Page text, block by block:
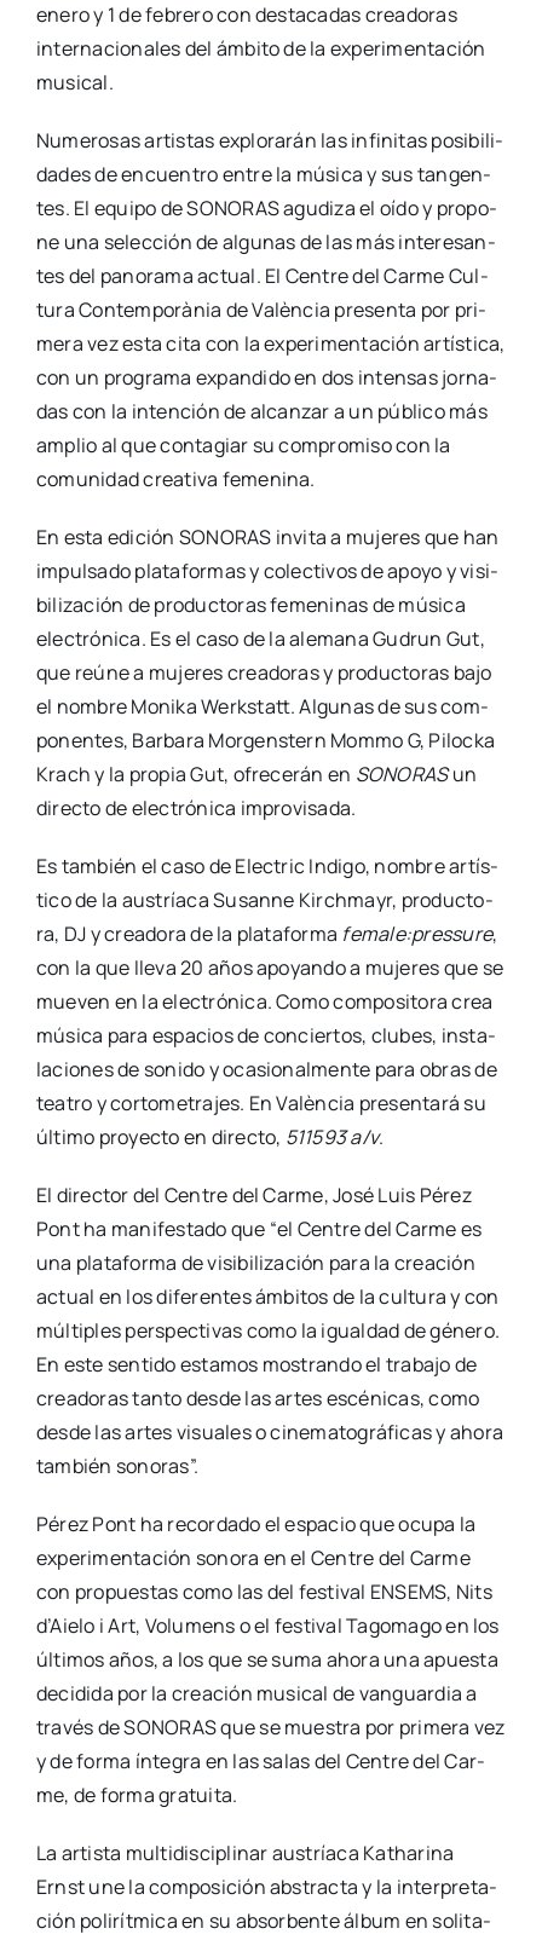
enero y 1 de febre­ro con des­ta­ca­das crea­do­ras
inter­na­cio­na­les del ámbi­to de la expe­ri­men­ta­ción
musi­cal.
Nume­ro­sas artis­tas explo­ra­rán las infi­ni­tas posi­bi­li­
da­des de encuen­tro entre la músi­ca y sus tan­gen­
tes. El equi­po de SONORAS agu­di­za el oído y pro­po­
ne una selec­ción de algu­nas de las más intere­san­
tes del pano­ra­ma actual. El Cen­tre del Car­me Cul­
tu­ra Con­tem­po­rà­nia de Valèn­cia pre­sen­ta por pri­
me­ra vez esta cita con la expe­ri­men­ta­ción artís­ti­ca,
con un pro­gra­ma expan­di­do en dos inten­sas jor­na­
das con la inten­ción de alcan­zar a un públi­co más
amplio al que con­ta­giar su com­pro­mi­so con la
comu­ni­dad crea­ti­va feme­ni­na.
En esta edi­ción SONORAS invi­ta a muje­res que han
impul­sa­do pla­ta­for­mas y colec­ti­vos de apo­yo y visi­
bi­li­za­ción de pro­duc­to­ras feme­ni­nas de músi­ca
elec­tró­ni­ca. Es el caso de la ale­ma­na Gudrun Gut,
que reúne a muje­res crea­do­ras y pro­duc­to­ras bajo
el nom­bre Moni­ka Werks­tatt. Algu­nas de sus com­
po­nen­tes, Bar­ba­ra Mor­gens­tern Mom­mo G, Piloc­ka
Krach y la pro­pia Gut, ofre­ce­rán en SONORASun
direc­to de elec­tró­ni­ca impro­vi­sa­da.
Es tam­bién el caso de Elec­tric Indi­go, nom­bre artís­
ti­co de la aus­tría­ca Susan­ne Kirch­mayr, pro­duc­to­
ra, DJ y crea­do­ra de la pla­ta­for­ma female:pressure,
con la que lle­va 20 años apo­yan­do a muje­res que se
mue­ven en la elec­tró­ni­ca. Como com­po­si­to­ra crea
músi­ca para espa­cios de con­cier­tos, clu­bes, ins­ta­
la­cio­nes de soni­do y oca­sio­nal­men­te para obras de
tea­tro y cor­to­me­tra­jes. En Valèn­cia pre­sen­ta­rá su
últi­mo pro­yec­to en direc­to, 511593 a/v.
El direc­tor del Cen­tre del Car­me, José Luis Pérez
Pont ha mani­fes­ta­do que “el Cen­tre del Car­me es
una pla­ta­for­ma de visi­bi­li­za­ción para la crea­ción
actual en los dife­ren­tes ámbi­tos de la cul­tu­ra y con
múl­ti­ples pers­pec­ti­vas como la igual­dad de géne­ro.
En este sen­ti­do esta­mos mos­tran­do el tra­ba­jo de
crea­do­ras tan­to des­de las artes escé­ni­cas, como
des­de las artes visua­les o cine­ma­to­grá­fi­cas y aho­ra
tam­bién sono­ras”.
Pérez Pont ha recor­da­do el espa­cio que ocu­pa la
expe­ri­men­ta­ción sono­ra en el Cen­tre del Car­me
con pro­pues­tas como las del fes­ti­val ENSEMS, Nits
d’Aielo i Art, Volu­mens o el fes­ti­val Tago­ma­go en los
últi­mos años, a los que se suma aho­ra una apues­ta
deci­di­da por la crea­ción musi­cal de van­guar­dia a
tra­vés de SONORAS que se mues­tra por pri­me­ra vez
y de for­ma ínte­gra en las salas del Cen­tre del Car­
me, de for­ma gra­tui­ta.
La artis­ta mul­ti­dis­ci­pli­nar aus­tría­ca Katha­ri­na
Ernst une la com­po­si­ción abs­trac­ta y la inter­pre­ta­
ción poli­rít­mi­ca en su absor­ben­te álbum en soli­ta­